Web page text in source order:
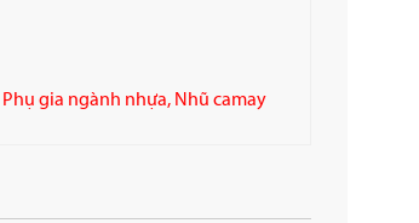
Phụ gia ngành nhựa, Nhũ camay